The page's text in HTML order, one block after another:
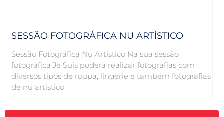
SESSÃO FOTOGRÁFICA NU ARTÍSTICO
Sessão Fotográfica Nu Artístico Na sua sessão
fotográfica Je Suis poderá realizar fotografias com
diversos tipos de roupa, lingerie e também fotografias
de nu artístico.